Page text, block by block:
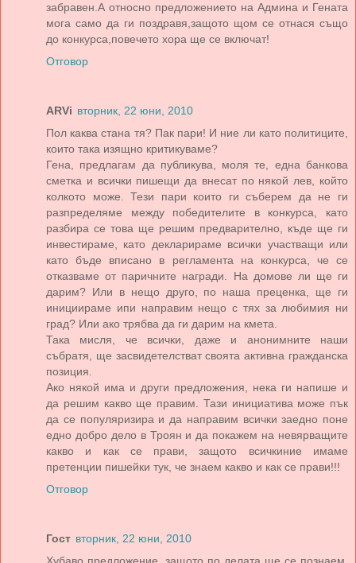
забравен.А относно предложението на Админа и Гената
мога само да ги поздравя,защото щом се отнася също
до конкурса,повечето хора ще се включат!
Отговор
ARVi вторник, 22 юни, 2010
Пол каква стана тя? Пак пари! И ние ли като политиците,
които така изящно критикуваме?
Гена, предлагам да публикува, моля те, една банкова
сметка и всички пишещи да внесат по някой лев, който
колкото може. Тези пари които ги съберем да не ги
разпределяме между победителите в конкурса, като
разбира се това ще решим предварително, къде ще ги
инвестираме, като декларираме всички участващи или
като бъде вписано в регламента на конкурса, че се
отказваме от паричните награди. На домове ли ще ги
дарим? Или в нещо друго, по наша преценка, ще ги
инициираме ипи направим нещо с тях за любимия ни
град? Или ако трябва да ги дарим на кмета.
Така мисля, че всички, даже и анонимните наши
събратя, ще засвидетелстват своята активна гражданска
позиция.
Ако някой има и други предложения, нека ги напише и
да решим какво ще правим. Тази инициатива може пък
да се популяризира и да направим всички заедно поне
едно добро дело в Троян и да покажем на невярващите
какво и как се прави, защото всичкиние имаме
претенции пишейки тук, че знаем какво и как се прави!!!
Отговор
Гост вторник, 22 юни, 2010